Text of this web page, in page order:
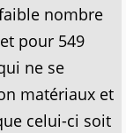
nombre
pour 549
ne se
matériaux et
celui-ci soit